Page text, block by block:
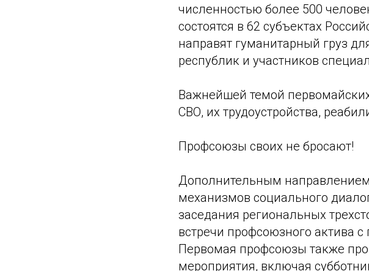
численностью более 500
состоятся в 62 субъектах
направят гуманитарный груз
республик и участников
Важнейшей темой
СВО, их трудоустройства,
Профсоюзы своих не бросают!
Дополнительным
механизмов социального
заседания региональных
встречи профсоюзного актива
Первомая профсоюзы также
мероприятия, включая